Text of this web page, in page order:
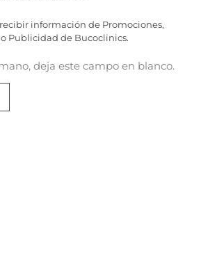
información de Promociones,
Publicidad de Bucoclinics.
deja este campo en blanco.